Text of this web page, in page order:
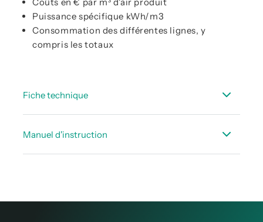
Puissance spécifique kWh/m3
Consommation des différentes lignes, y
compris les totaux
Fiche technique
Manuel d'instruction